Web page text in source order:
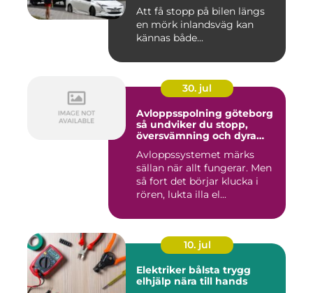
Att få stopp på bilen längs
en mörk inlandsväg kan
kännas både...
30. jul
Avloppsspolning göteborg
så undviker du stopp,
översvämning och dyra
Avloppssystemet märks
sällan när allt fungerar. Men
så fort det börjar klucka i
rören, lukta illa el...
10. jul
Elektriker bålsta trygg
elhjälp nära till hands